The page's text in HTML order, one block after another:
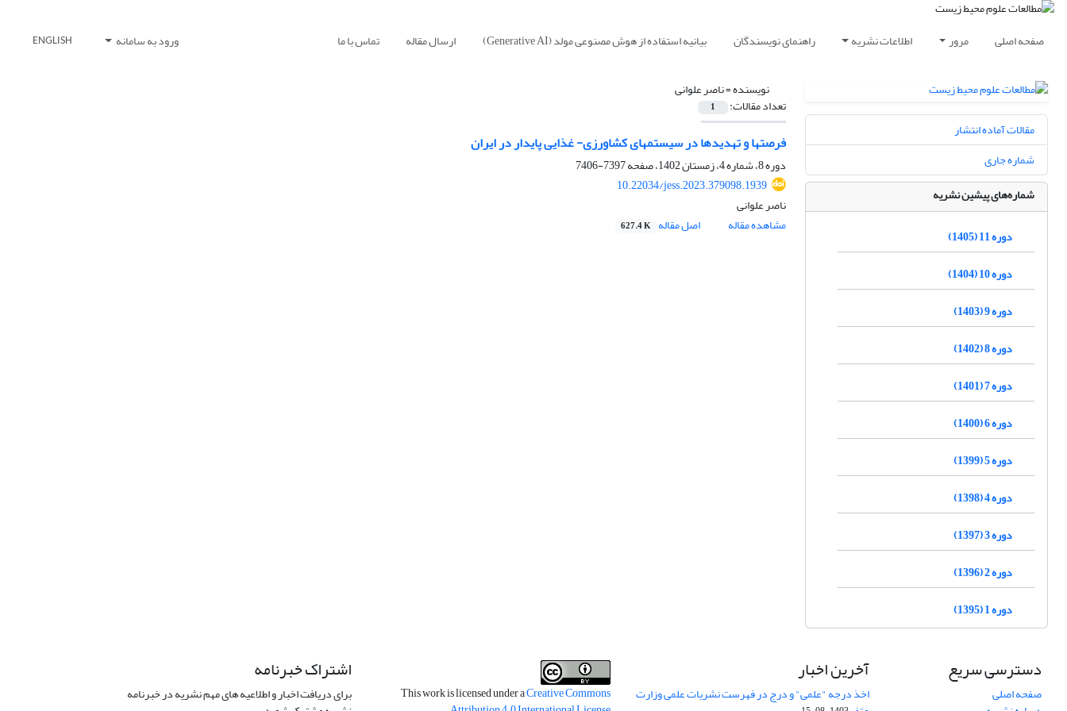
صفحه اصلی مرور اطلاعات نشریه راهنمای نویسندگان بیانیه استفاده از هوش مصنوعی مولد (Generative AI) ارسال مقاله تماس با ما ورود به سامانه ENGLISH
نویسنده =ناصر علوانی
تعداد مقالات: 1
فرصت‏ها و تهدیدها در سیستم‏های کشاورزی- غذایی پایدار در ایران
دوره 8، شماره 4، زمستان 1402، صفحه
7397-7406
10.22034/jess.2023.379098.1939
ناصر علوانی
مشاهده مقاله
اصل مقاله 627.4 K
مقالات آماده انتشار
شماره جاری
شماره‌های پیشین نشریه
دوره 11 (1405)
دوره 10 (1404)
دوره 9 (1403)
دوره 8 (1402)
دوره 7 (1401)
دوره 6 (1400)
دوره 5 (1399)
دوره 4 (1398)
دوره 3 (1397)
دوره 2 (1396)
دوره 1 (1395)
دسترسی سریع
صفحه اصلی
آخرین اخبار
اخذ درجه "علمی" و درج در فهرست نشریات علمی وزارت This work is licensed under aCreative Commons
اشتراک خبرنامه
برای دریافت اخبار و اطلاعیه های مهم نشریه در خبرنامه